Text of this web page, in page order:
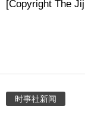
[Copyright The
时事社新闻